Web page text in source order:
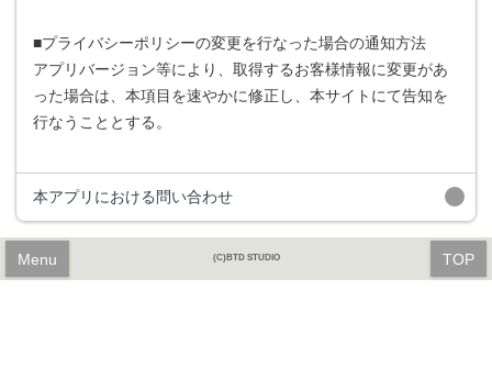
■プライバシーポリシーの変更を行なった場合の通知方法
アプリバージョン等により、取得するお客様情報に変更があ
った場合は、本項目を速やかに修正し、本サイトにて告知を
行なうこととする。
本アプリにおける問い合わせ
Menu (C)BTD STUDIO TOP